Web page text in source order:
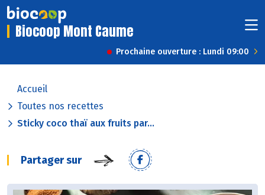
Biocoop Mont Caume
Prochaine ouverture : Lundi 09:00
Accueil
Toutes nos recettes
Sticky coco thaï aux fruits par...
Partager sur